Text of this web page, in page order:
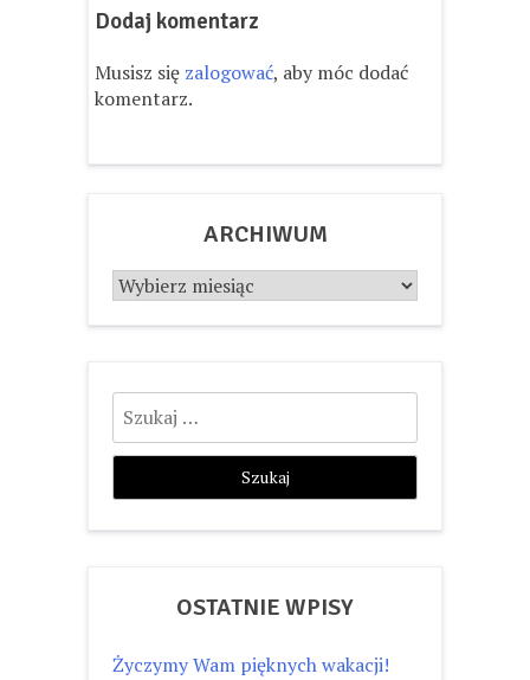
Dodaj komentarz
Musisz się zalogować, aby móc dodać
komentarz.
ARCHIWUM
Archiwum
Szukaj:
OSTATNIE WPISY
Życzymy Wam pięknych wakacji!